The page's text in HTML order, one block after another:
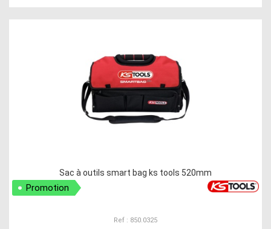
Sac à outils smart bag ks tools 520mm
Promotion
Ref : 850.0325